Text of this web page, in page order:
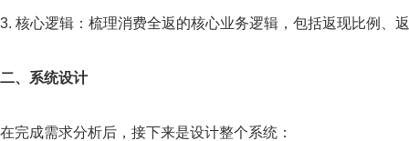
3. 核心逻辑：梳理消费全返的核心业务逻辑，包括返现比例、
二、系统设计
在完成需求分析后，接下来是设计整个系统：